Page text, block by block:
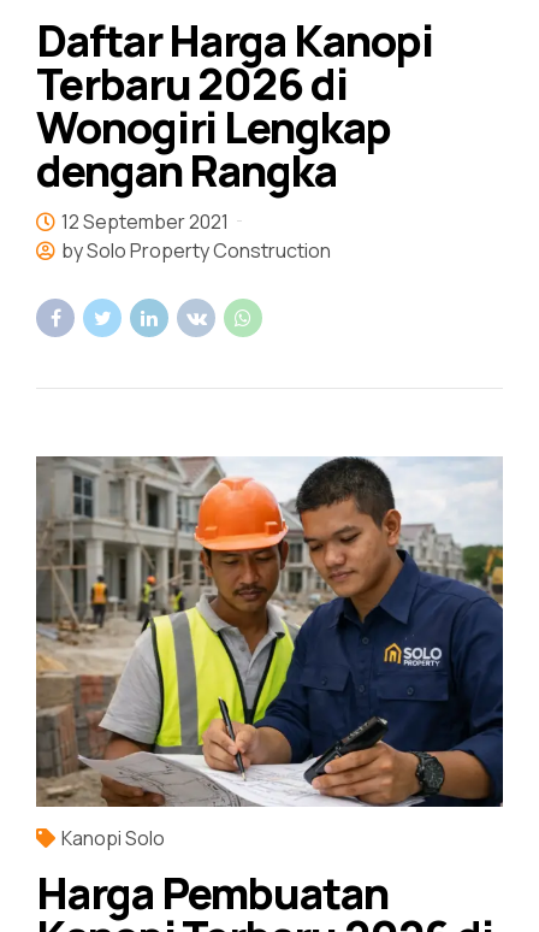
Daftar Harga Kanopi
Terbaru 2026 di
Wonogiri Lengkap
dengan Rangka
12 September 2021
by Solo Property Construction
Kanopi Solo
Harga Pembuatan